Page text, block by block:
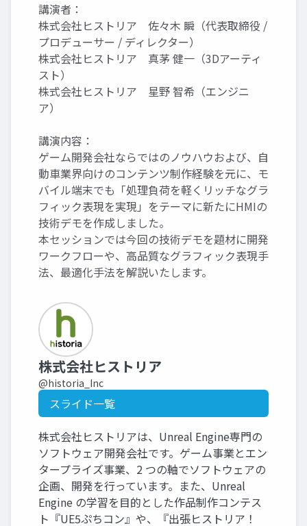
講演者：
株式会社ヒストリア 佐々木 瞬（代表取締役 /
プロデューサー / ディレクター）
株式会社ヒストリア 真茅 健一（3Dアーティ
スト）
株式会社ヒストリア 星野 智希（エンジニ
ア）
講演内容：
ゲーム開発会社ならではのノウハウおよび、自
動車業界向けのコンテンツ制作経験を元に、モ
バイル端末でも「処理負荷を軽くリッチなグラ
フィック表現を実現」をテーマに新たにHMIの
技術デモを作成しました。
本セッションでは今回の技術デモを題材に開発
ワークフローや、高品質なグラフィック表現手
法、最適化手法を解説いたします。
株式会社ヒストリア
@historia_Inc
スライド一覧
株式会社ヒストリアは、Unreal Engine専門の
ソフトウェア開発会社です。ゲーム事業とエン
タープライズ事業、2 つの軸でソフトウェアの
企画、開発を行っています。また、Unreal
Engine の学習を目的とした作品制作コンテス
ト『UE5ぷちコン』や、『出張ヒストリア！